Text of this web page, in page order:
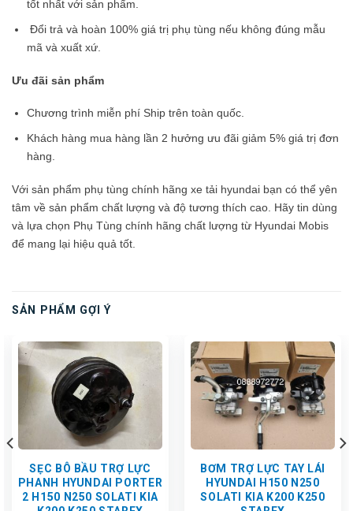
tốt nhất với sản phẩm.
Đổi trả và hoàn 100% giá trị phụ tùng nếu không đúng mẫu
mã và xuất xứ.
Ưu đãi sản phẩm
Chương trình miễn phí Ship trên toàn quốc.
Khách hàng mua hàng lần 2 hưởng ưu đãi giảm 5% giá trị đơn
hàng.
Với sản phẩm phụ tùng chính hãng xe tải hyundai bạn có thể yên
tâm về sản phẩm chất lượng và độ tương thích cao. Hãy tin dùng
và lựa chọn Phụ Tùng chính hãng chất lượng từ Hyundai Mobis
để mang lại hiệu quả tốt.
SẢN PHẨM GỢI Ý
SẸC BÔ BẦU TRỢ LỰC
PHANH HYUNDAI PORTER
2 H150 N250 SOLATI KIA
BƠM TRỢ LỰC TAY LÁI
HYUNDAI H150 N250
SOLATI KIA K200 K250